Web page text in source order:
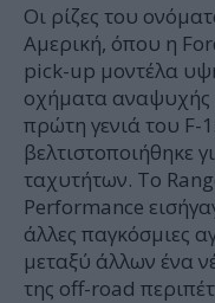
Οι ρίζες του
Αμερική, όπου η
pick-up μοντέλα
οχήματα αναψυχής
πρώτη γενιά του F-
βελτιστοποιήθηκε
ταχυτήτων. Το
Performance
άλλες παγκόσμιες
μεταξύ άλλων ένα
της off-road